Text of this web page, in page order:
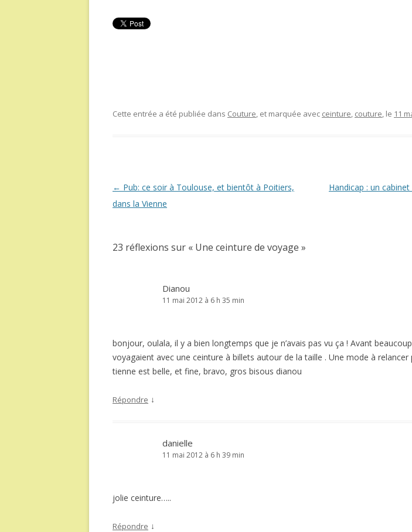
Cette entrée a été publiée dans Couture, et marquée avec ceinture, couture, le 11
Navigation
des
← Pub: ce soir à Toulouse, et bientôt à Poitiers,
dans la Vienne
Handicap : un
23 réflexions sur « Une ceinture de voyage »
Dianou
11 mai 2012 à 6 h 35 min
bonjour, oulala, il y a bien longtemps que je n’avais pas vu ça ! Avant
voyagaient avec une ceinture à billets autour de la taille . Une mode à relancer
tienne est belle, et fine, bravo, gros bisous dianou
Répondre ↓
danielle
11 mai 2012 à 6 h 39 min
jolie ceinture…..
Répondre ↓